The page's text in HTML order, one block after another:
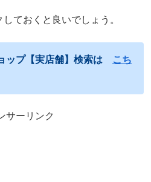
ておくと良いでしょう。
ップ【実店舗】検索は
こち
サーリンク